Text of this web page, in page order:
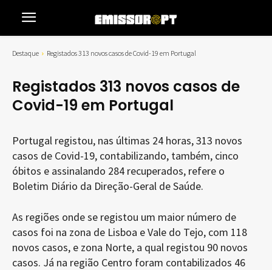
Destaque Registados 313 novos casos de Covid-19 em Portugal
Registados 313 novos casos de
Covid-19 em Portugal
Portugal registou, nas últimas 24 horas, 313 novos
casos de Covid-19, contabilizando, também, cinco
óbitos e assinalando 284 recuperados, refere o
Boletim Diário da Direção-Geral de Saúde.
As regiões onde se registou um maior número de
casos foi na zona de Lisboa e Vale do Tejo, com 118
novos casos, e zona Norte, a qual registou 90 novos
casos. Já na região Centro foram contabilizados 46